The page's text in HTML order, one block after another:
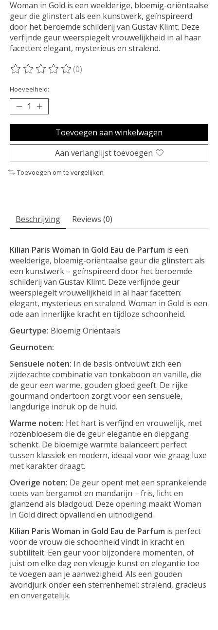
Woman in Gold is een weelderige, bloemig-oriëntaalse
geur die glinstert als een kunstwerk, geïnspireerd
door het beroemde schilderij van Gustav Klimt. Deze
verfijnde geur weerspiegelt vrouwelijkheid in al haar
facetten: elegant, mysterieus en stralend.
De beoordeling van dit product is
(0)
Hoeveelheid:
Toevoegen aan winkelwagen
Aan verlanglijst toevoegen
Toevoegen om te vergelijken
Beschrijving Reviews (0)
Kilian Paris Woman in Gold Eau de Parfum is een
weelderige, bloemig-oriëntaalse geur die glinstert als
een kunstwerk – geïnspireerd door het beroemde
schilderij van Gustav Klimt. Deze verfijnde geur
weerspiegelt vrouwelijkheid in al haar facetten:
elegant, mysterieus en stralend. Woman in Gold is een
ode aan innerlijke kracht en tijdloze schoonheid.
Geurtype: Bloemig Oriëntaals
Geurnoten:
Sensuele noten: In de basis ontvouwt zich een
zijdezachte combinatie van tonkaboon en vanille, die
de geur een warme, gouden gloed geeft. De rijke
gourmand ondertoon zorgt voor een sensuele,
langdurige indruk op de huid.
Warme noten: Het hart is verfijnd en vrouwelijk, met
rozenbloesem die de geur elegantie en diepgang
schenkt. De bloemige warmte balanceert perfect
tussen klassiek en modern, ideaal voor wie graag luxe
met karakter draagt.
Overige noten: De geur opent met een sprankelende
toets van bergamot en mandarijn – fris, licht en
glanzend als bladgoud. Deze opening maakt Woman
in Gold direct opvallend en uitnodigend.
Kilian Paris Woman in Gold Eau de Parfum is perfect
voor de vrouw die schoonheid vindt in kracht en
subtiliteit. Een geur voor bijzondere momenten, of
juist om elke dag een vleugje kunst en elegantie toe
te voegen aan je aanwezigheid. Als een gouden
avondjurk onder een sterrenhemel: stralend, gracieus
en onvergetelijk.